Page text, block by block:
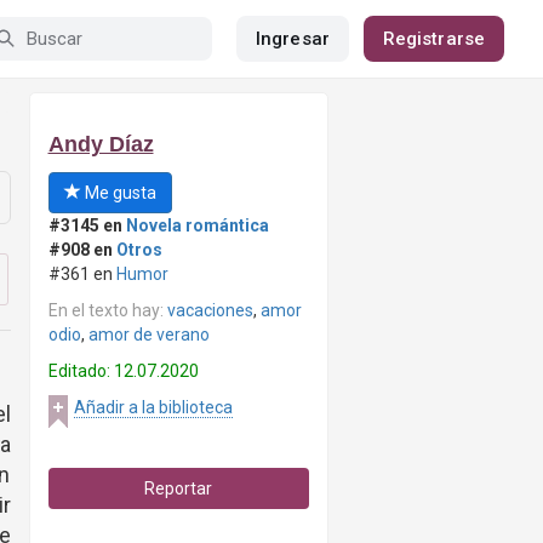
Ingresar Registrarse
Andy Díaz
Me gusta
#3145 en Novela romántica
#908 en Otros
#361 en Humor
En el texto hay: vacaciones, amor
odio, amor de verano
Editado: 12.07.2020
Añadir a la biblioteca
Reportar